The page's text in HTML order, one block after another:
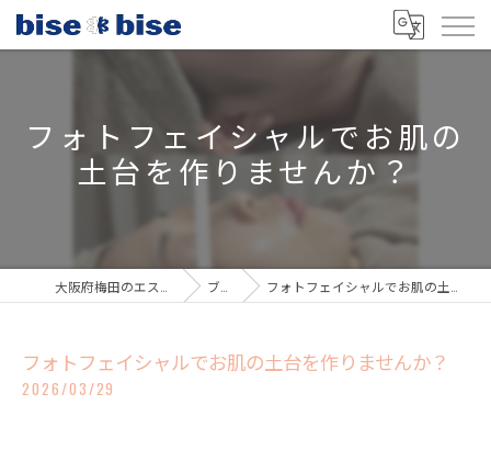
フォトフェイシャルでお肌の
土台を作りませんか？
大阪府梅田のエステならbisebise ブログ フォトフェイシャルでお肌の土台を作りませんか？
フォトフェイシャルでお肌の土台を作りませんか？
2026/03/29